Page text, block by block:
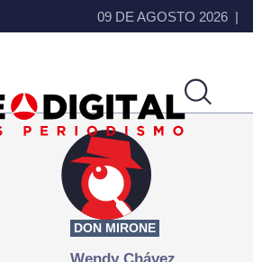
09 DE AGOSTO 2026
DON MIRONE